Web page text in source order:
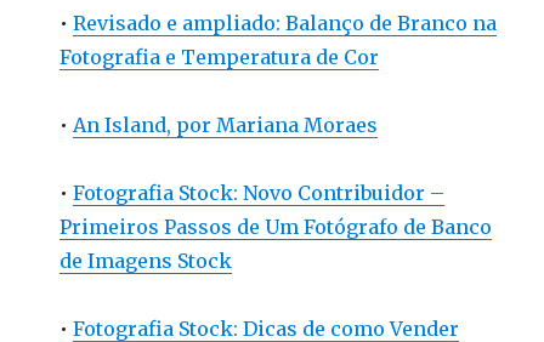
•Revisado e ampliado: Balanço de Branco na
Fotografia e Temperatura de Cor
•An Island, por Mariana Moraes
•Fotografia Stock: Novo Contribuidor –
Primeiros Passos de Um Fotógrafo de Banco
de Imagens Stock
•Fotografia Stock: Dicas de como Vender